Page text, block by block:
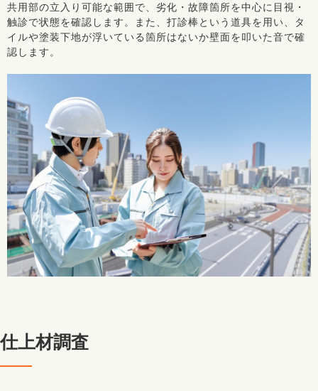
共用部の立入り可能な範囲で、劣化・故障箇所を中心に目視・
触診で状態を確認します。また、打診棒という道具を用い、タ
イルや塗装下地が浮いている箇所はないか壁面を叩いた音で確
認します。
仕上材調査